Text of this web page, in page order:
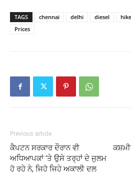
TAGS chennai delhi diesel hike
Prices
Previous article
ਕੈਪਟਨ ਸਰਕਾਰ ਦੌਰਾਨ ਵੀ
ਅਧਿਆਪਕਾਂ ‘ਤੇ ਉਸੇ ਤਰ੍ਹਾਂ ਦੇ ਜੁਲਮ
ਹੋ ਰਹੇ ਨੇ, ਜਿਹੋ ਜਿਹੇ ਅਕਾਲੀ ਦਲ